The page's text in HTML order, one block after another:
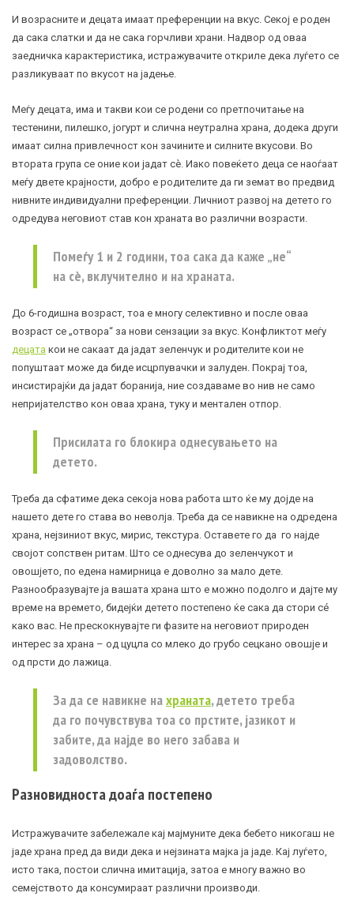
И возрасните и децата имаат преференции на вкус. Секој е роден
да сака слатки и да не сака горчливи храни. Надвор од оваа
заедничка карактеристика, истражувачите откриле дека луѓето се
разликуваат по вкусот на јадење.
Меѓу децата, има и такви кои се родени со претпочитање на
тестенини, пилешко, јогурт и слична неутрална храна, додека други
имаат силна привлечност кон зачините и силните вкусови. Во
втората група се оние кои јадат сè. Иако повеќето деца се наоѓаат
меѓу двете крајности, добро е родителите да ги земат во предвид
нивните индивидуални преференции. Личниот развој на детето го
одредува неговиот став кон храната во различни возрасти.
Помеѓу 1 и 2 години, тоа сака да каже „не“
на сè, вклучително и на храната.
До 6-годишна возраст, тоа е многу селективно и после оваа
возраст се „отвора“ за нови сензации за вкус. Конфликтот меѓу
децата кои не сакаат да јадат зеленчук и родителите кои не
попуштаат може да биде исцрпувачки и залуден. Покрај тоа,
инсистирајќи да јадат боранија, ние создаваме во нив не само
непријателство кон оваа храна, туку и ментален отпор.
Присилата го блокира однесувањето на
детето.
Треба да сфатиме дека секоја нова работа што ќе му дојде на
нашето дете го става во неволја. Треба да се навикне на одредена
храна, нејзиниот вкус, мирис, текстура. Оставете го да го најде
својот сопствен ритам. Што се однесува до зеленчукот и
овошјето, по едена намирница е доволно за мало дете.
Разнообразувајте ја вашата храна што е можно подолго и дајте му
време на времето, бидејќи детето постепено ќе сака да стори сé
како вас. Не прескокнувајте ги фазите на неговиот природен
интерес за храна – од цуцла со млеко до грубо сецкано овошје и
од прсти до лажица.
За да се навикне нахраната, детето треба
да го почувствува тоа со прстите, јазикот и
забите, да најде во него забава и
задоволство.
Разновидноста доаѓа постепено
Истражувачите забележале кај мајмуните дека бебето никогаш не
јаде храна пред да види дека и нејзината мајка ја јаде. Кај луѓето,
исто така, постои слична имитација, затоа е многу важно во
семејството да консумираат различни производи.